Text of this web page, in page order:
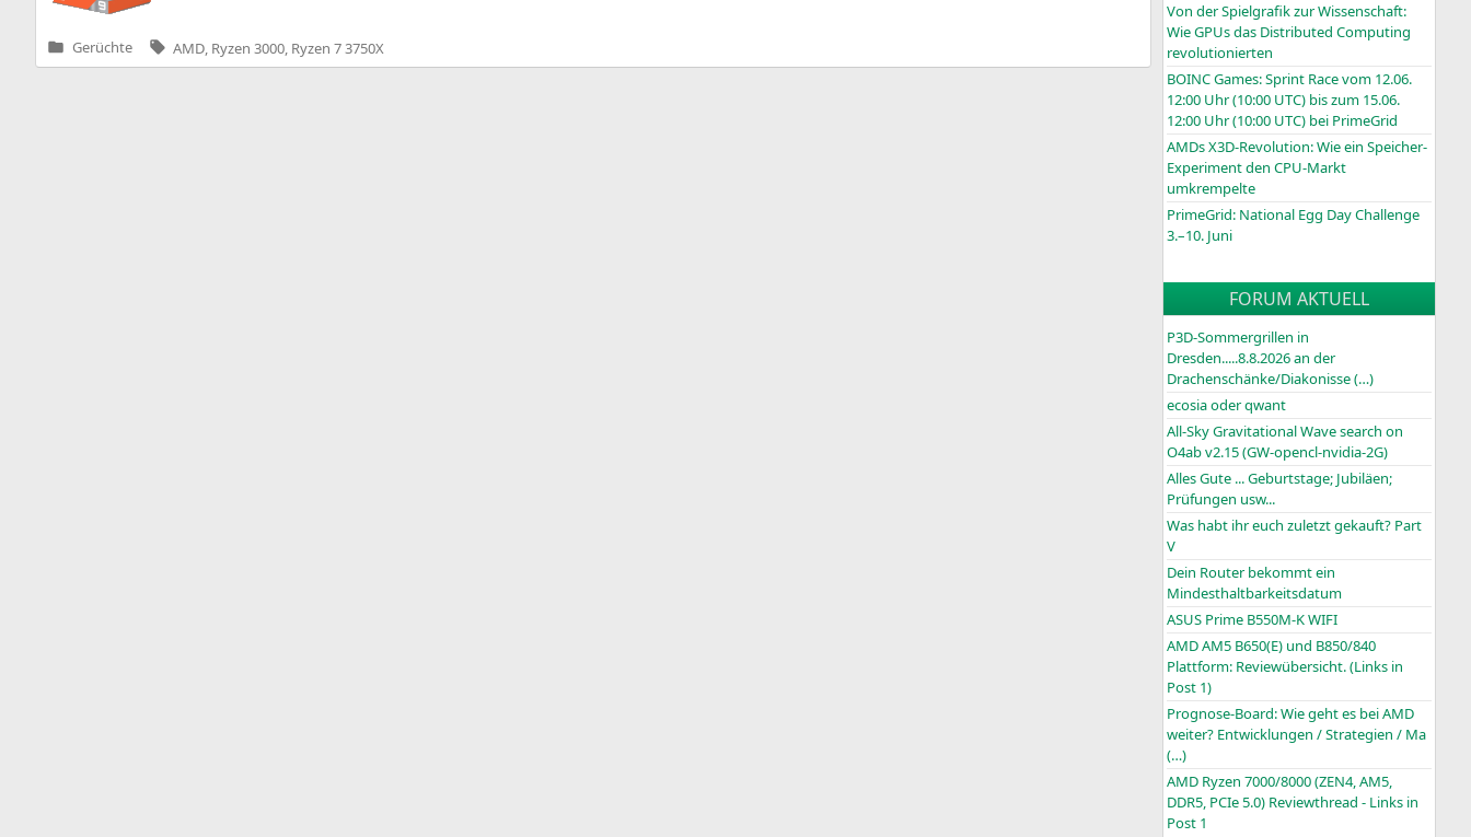
Veröffentlicht
in
Gerüchte Tags:
AMD Ryzen 3000 Ryzen 7 3750X
Von der Spielgrafik zur Wissenschaft:
Wie GPUs das Distributed Computing
revolutionierten
BOINCGames: Sprint Race vom 12.06.
12:00 Uhr (10:00 UTC) bis zum 15.06.
12:00 Uhr (10:00 UTC) bei PrimeGrid
AMDs X3D-Revolution: Wie ein Speicher-
Experiment den CPU-Markt
umkrempelte
PrimeGrid: National Egg Day Challenge
3.–10. Juni
FORUM AKTUELL
P3D-Sommergrillen in
Dresden.....8.8.2026 an der
Drachenschänke/Diakonisse (…)
ecosia oder qwant
All-Sky Gravitational Wave search on
O4ab v2.15 (GW-opencl-nvidia-2G)
Alles Gute ... Geburtstage; Jubiläen;
Prüfungen usw...
Was habt ihr euch zuletzt gekauft? Part
V
Dein Router bekommt ein
Mindesthaltbarkeitsdatum
ASUS Prime B550M-K WIFI
AMD AM5 B650(E) und B850/840
Plattform: Reviewübersicht. (Links in
Post 1)
Prognose-Board: Wie geht es bei AMD
weiter? Entwicklungen / Strategien / Ma
(…)
AMD Ryzen 7000/8000 (ZEN4, AM5,
DDR5, PCIe 5.0) Reviewthread - Links in
Post 1